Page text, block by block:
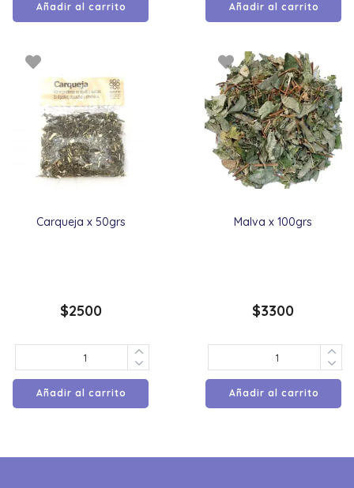
Añadir al carrito Añadir al carrito
Carqueja x 50grs
$2500
Añadir al carrito
Malva x 100grs
$3300
Añadir al carrito